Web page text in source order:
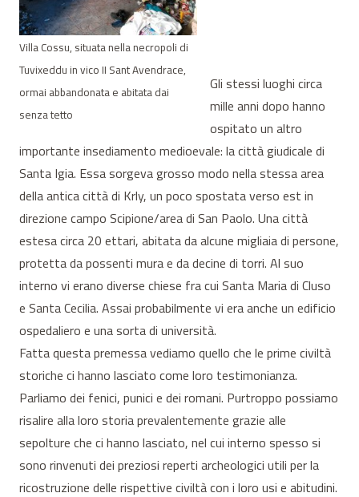
Villa Cossu, situata nella necropoli di
Tuvixeddu in vico II Sant Avendrace,
ormai abbandonata e abitata dai
senza tetto
Gli stessi luoghi circa
mille anni dopo hanno
ospitato un altro
importante insediamento medioevale: la città giudicale di
Santa Igia. Essa sorgeva grosso modo nella stessa area
della antica città di Krly, un poco spostata verso est in
direzione campo Scipione/area di San Paolo. Una città
estesa circa 20 ettari, abitata da alcune migliaia di persone,
protetta da possenti mura e da decine di torri. Al suo
interno vi erano diverse chiese fra cui Santa Maria di Cluso
e Santa Cecilia. Assai probabilmente vi era anche un edificio
ospedaliero e una sorta di università.
Fatta questa premessa vediamo quello che le prime civiltà
storiche ci hanno lasciato come loro testimonianza.
Parliamo dei fenici, punici e dei romani. Purtroppo possiamo
risalire alla loro storia prevalentemente grazie alle
sepolture che ci hanno lasciato, nel cui interno spesso si
sono rinvenuti dei preziosi reperti archeologici utili per la
ricostruzione delle rispettive civiltà con i loro usi e abitudini.